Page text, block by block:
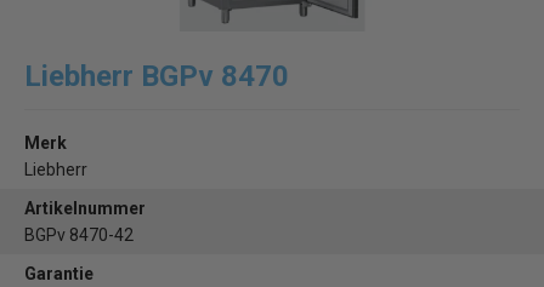
Liebherr BGPv 8470
Merk
Liebherr
Artikelnummer
BGPv 8470-42
Garantie